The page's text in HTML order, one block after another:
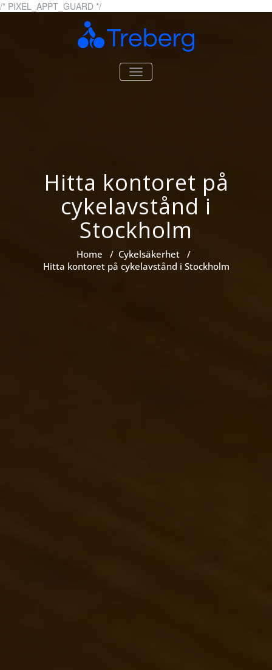
/* PIXEL_APPT_GUARD */Skip
content
Treberg.se Allt om cyklar och cykling
TOGGLE
NAVIGATION
Hitta kontoret på
cykelavstånd i
Stockholm
Home / Cykelsäkerhet /
Hitta kontoret på cykelavstånd i Stockholm